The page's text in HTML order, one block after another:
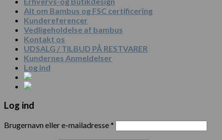
Alt om Bambus og FSC certificering
Kundereferencer
Vedligeholdelse af bambus
Kontakt os
UDSALG / TILBUD PÅ RESTVARER
Kundernes Anmeldelser
Log ind
Log ind
Brugernavn eller e-mailadresse*